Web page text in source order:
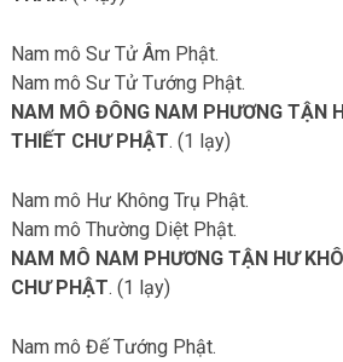
Nam mô Sư Tử Âm Phật.
Nam mô Sư Tử Tướng Phật.
NAM MÔ ĐÔNG NAM PHƯƠNG TẬN
THIẾT CHƯ PHẬT. (1 lạy)
Nam mô Hư Không Trụ Phật.
Nam mô Thường Diệt Phật.
NAM MÔ NAM PHƯƠNG TẬN HƯ
CHƯ PHẬT. (1 lạy)
Nam mô Đế Tướng Phật.